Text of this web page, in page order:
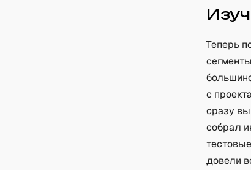
Теперь
с
сразу
собрал
довели